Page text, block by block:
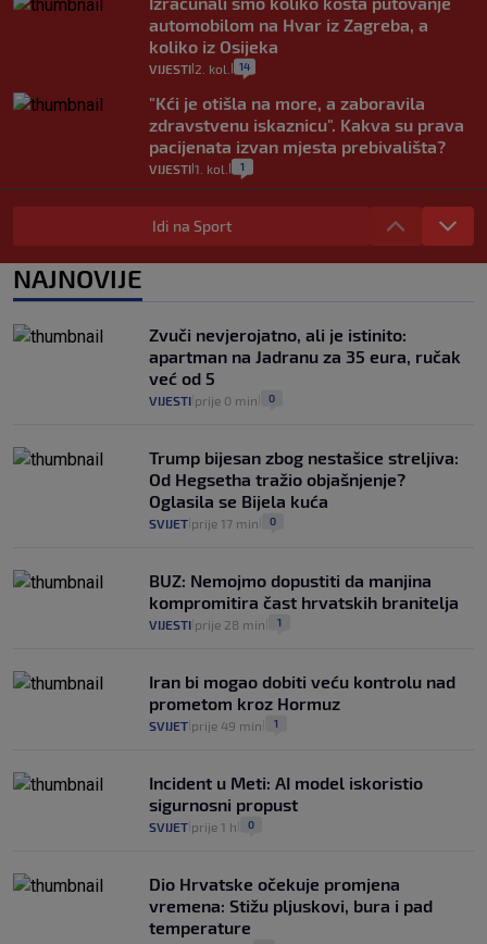
automobilom na Hvar iz Zagreba, a
koliko iz Osijeka
VIJESTI 2. kol. 14
"Kći je otišla na more, a zaboravila
zdravstvenu iskaznicu". Kakva su prava
pacijenata izvan mjesta prebivališta?
VIJESTI 1. kol. 1
Provjerili smo "što ćemo onda" ako
Plenković na 15 dana ukine mjere: "Ne bi
se dogodilo ništa. Vlada se zaljubila u te
intervencije"
Analitičar o Mostu: Oni su u yin-yang
poziciji i imaju drugog najpoznatijeg
bravara u povijesti Hrvatske
Idi na Sport
NAJNOVIJE
Zvuči nevjerojatno, ali je istinito:
apartman na Jadranu za 35 eura, ručak
već od 5
VIJESTI prije 0 min 0
Trump bijesan zbog nestašice streljiva:
Od Hegsetha tražio objašnjenje?
Oglasila se Bijela kuća
SVIJET prije 17 min 0
BUZ: Nemojmo dopustiti da manjina
kompromitira čast hrvatskih branitelja
VIJESTI prije 28 min 1
Iran bi mogao dobiti veću kontrolu nad
prometom kroz Hormuz
SVIJET prije 49 min 1
Incident u Meti: AI model iskoristio
sigurnosni propust
SVIJET prije 1 h 0
Dio Hrvatske očekuje promjena
vremena: Stižu pljuskovi, bura i pad
temperature